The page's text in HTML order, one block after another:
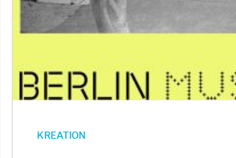
KREATION